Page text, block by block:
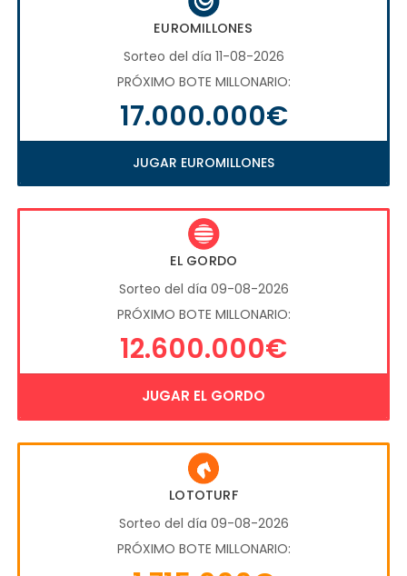
EUROMILLONES
Sorteo del día 11-08-2026
PRÓXIMO BOTE MILLONARIO:
17.000.000€
JUGAR EUROMILLONES
EL GORDO
Sorteo del día 09-08-2026
PRÓXIMO BOTE MILLONARIO:
12.600.000€
JUGAR EL GORDO
LOTOTURF
Sorteo del día 09-08-2026
PRÓXIMO BOTE MILLONARIO: